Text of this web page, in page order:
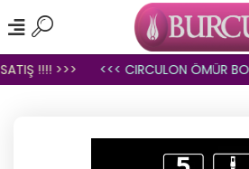
!!!! >>> <<< CIRCULON ÖMÜR